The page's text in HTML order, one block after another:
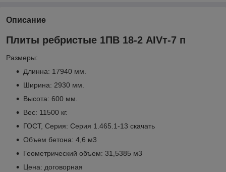
Описание
Плиты ребристые 1ПВ 18-2 АIVт-7 п
Размеры:
Длинна: 17940 мм.
Ширина: 2930 мм.
Высота: 600 мм.
Вес: 11500 кг.
ГОСТ, Серия: Серия 1.465.1-13 скачать
Объем бетона: 4,6 м3
Геометрический объем: 31,5385 м3
Цена: договорная